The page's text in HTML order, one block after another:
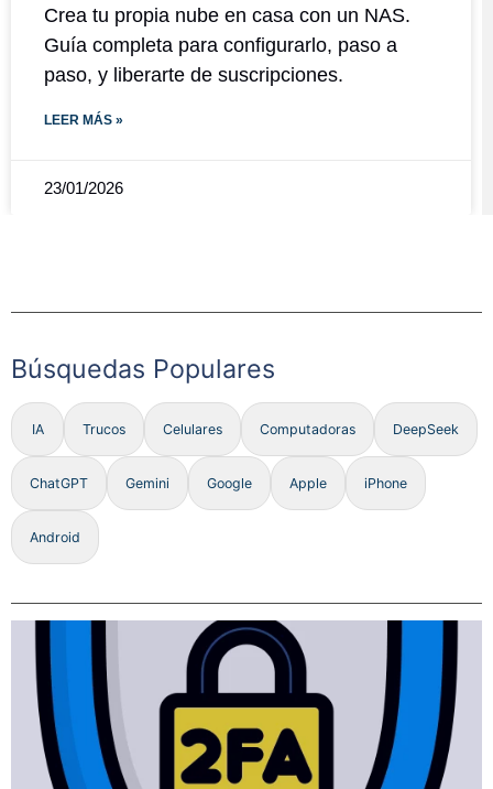
Crea tu propia nube en casa con un NAS.
Guía completa para configurarlo, paso a
paso, y liberarte de suscripciones.
LEER MÁS »
23/01/2026
Búsquedas Populares
IA Trucos Celulares Computadoras DeepSeek
ChatGPT Gemini Google Apple iPhone
Android